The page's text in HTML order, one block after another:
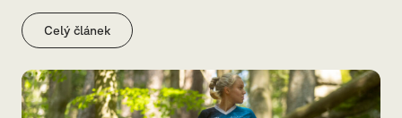
Celý článek